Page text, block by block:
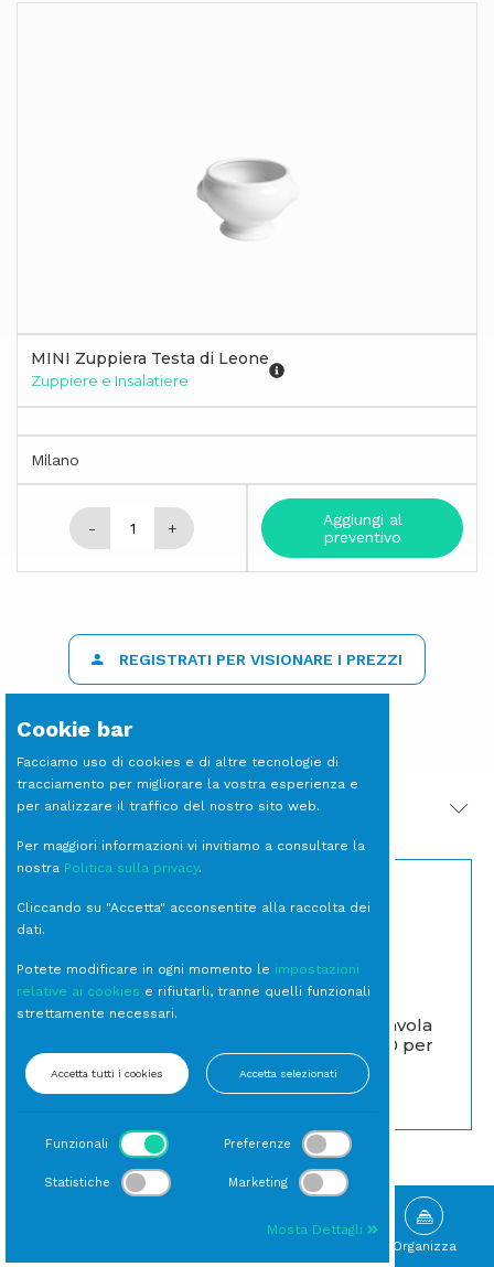
MINI Zuppiera Testa di Leone
Zuppiere e Insalatiere
Milano
- +
Aggiungi al
preventivo
REGISTRATI PER VISIONARE I PREZZI
PRODOTTI CORRELATI
cm 23 (33 per cassa)
Fondo
CUCCHIAIO Tavola
Inox Oxford (10 per
cfz)
Cucchiai Tavola
Organizza
Cookie bar
Facciamo uso di cookies e di altre tecnologie di
tracciamento per migliorare la vostra esperienza e
per analizzare il traffico del nostro sito web.
Per maggiori informazioni vi invitiamo a consultare la
nostra Politica sulla privacy.
Cliccando su "Accetta" acconsentite alla raccolta dei
dati.
Potete modificare in ogni momento le impostazioni
relative ai cookies e rifiutarli, tranne quelli funzionali
strettamente necessari.
Accetta tutti i cookies Accetta selezionati
Funzionali Preferenze
Statistiche Marketing
Mosta Dettagli